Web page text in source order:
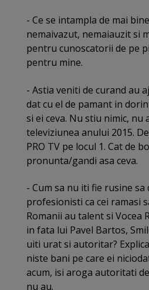
- Ce se intampla de mai
nemaivazut, nemaiauzit si
pentru cunoscatorii de pe
pentru mine.
- Astia veniti de curand au
dat cu el de pamant in
si ei ceva. Nu stiu nimic, nu
televiziunea anului 2015.
PRO TV pe locul 1. Cat de
pronunta/gandi asa ceva.
- Cum sa nu iti fie rusine
profesionisti ca cei ramasi
Romanii au talent si Vocea
in fata lui Pavel Bartos,
uiti urat si autoritar?
niste bani pe care ei
acum, isi aroga autoritati
nu au.